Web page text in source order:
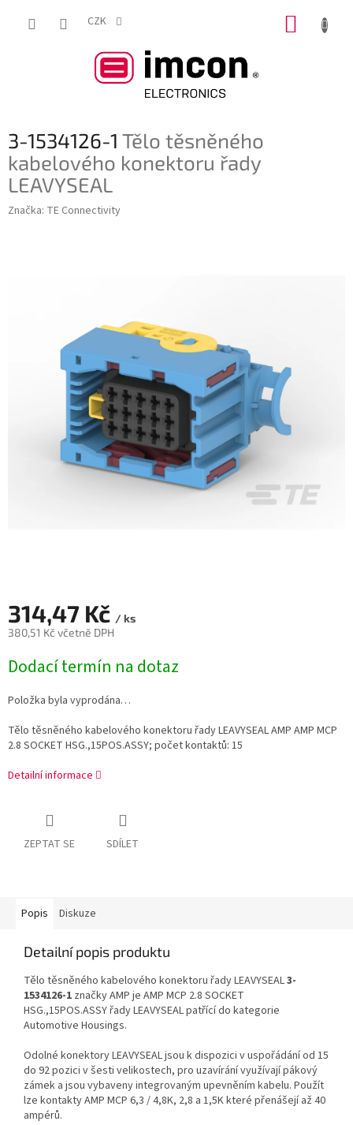
CZK
3-1534126-1 Tělo těsněného
kabelového konektoru řady
LEAVYSEAL
Značka: TE Connectivity
314,47 Kč / ks
380,51 Kč včetně DPH
cena:
Dodací termín na dotaz
Položka byla vyprodána…
Tělo těsněného kabelového konektoru řady LEAVYSEAL AMP AMP MCP
2.8 SOCKET HSG.,15POS.ASSY; počet kontaktů: 15
Detailní informace
ZEPTAT SE SDÍLET
Popis Diskuze
Detailní popis produktu
Tělo těsněného kabelového konektoru řady LEAVYSEAL3-
1534126-1 značky AMP je AMP MCP 2.8 SOCKET
HSG.,15POS.ASSY řady LEAVYSEAL patřící do kategorie
Automotive Housings.
Odolné konektory LEAVYSEAL jsou k dispozici v uspořádání od 15
do 92 pozici v šesti velikostech, pro uzavírání využívají pákový
zámek a jsou vybaveny integrovaným upevněním kabelu. Použít
lze kontakty AMP MCP 6,3 / 4,8K, 2,8 a 1,5K které přenášejí až 40
ampérů.